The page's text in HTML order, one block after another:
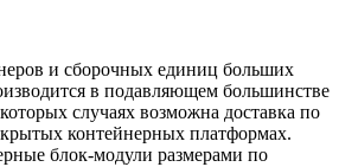
и сборочных единиц больших
в подавляющем большинстве
случаях возможна доставка по
контейнерных платформах.
блок-модули размерами по